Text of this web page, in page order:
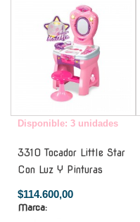
Disponible: 3 unidades
3310 Tocador Little Star
Con Luz Y Pinturas
$114.600,00
Marca: